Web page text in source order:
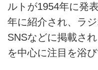
ルトが1954年に発
年に紹介され、ラ
SNSなどに掲載さ
を中心に注目を浴び